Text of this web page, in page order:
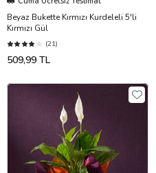
Beyaz Bukette Kırmızı Kurdeleli 5'li
Kırmızı Gül
(21)
509,99 TL